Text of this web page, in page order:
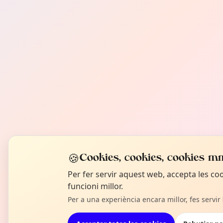
🍪Cookies, cookies, cookies
Per fer servir aquest web, accepta les
funcioni millor.
Per a una experiència encara millor, fes